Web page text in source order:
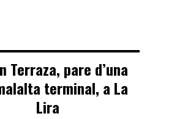
Terraza, pare d’una
terminal, a La
Lira